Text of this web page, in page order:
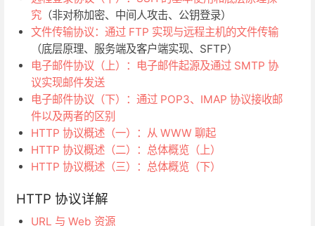
究（非对称加密、中间人攻击、公钥登录）
文件传输协议：通过 FTP 实现与远程主机的文件传输
（底层原理、服务端及客户端实现、SFTP）
电子邮件协议（上）：电子邮件起源及通过 SMTP 协
议实现邮件发送
电子邮件协议（下）：通过 POP3、IMAP 协议接收邮
件以及两者的区别
HTTP 协议概述（一）：从 WWW 聊起
HTTP 协议概述（二）：总体概览（上）
HTTP 协议概述（三）：总体概览（下）
HTTP 协议详解
URL 与 Web 资源